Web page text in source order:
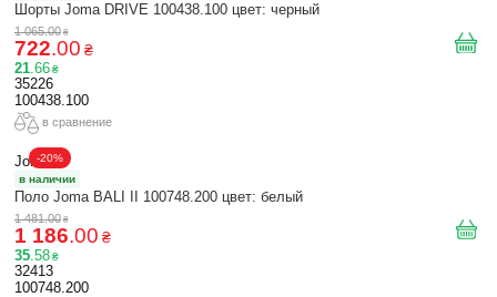
Шорты Joma DRIVE 100438.100 цвет: черный
1 065.00 ₴
722.00 ₴
21. 66 ₴
35226
100438.100
в сравнение
-20%
Joma
в наличии
Поло Joma BALI II 100748.200 цвет: белый
1 481.00 ₴
1 186.00 ₴
35. 58 ₴
32413
100748.200